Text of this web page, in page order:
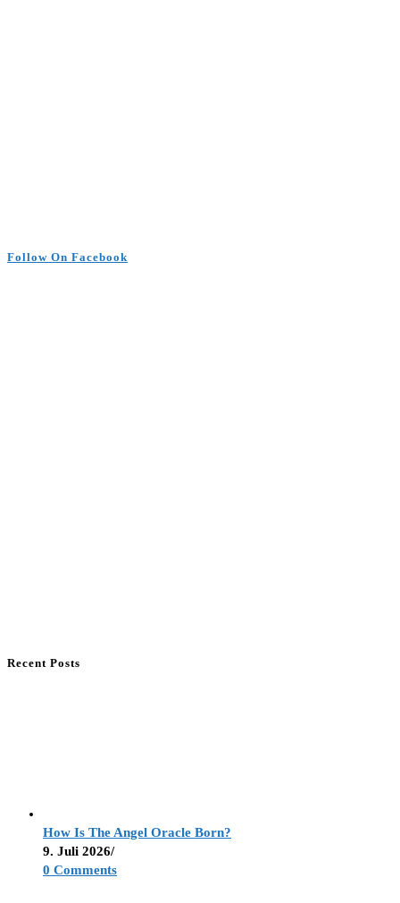
Follow On Facebook
Recent Posts
How Is The Angel Oracle Born?
9. Juli 2026/
0 Comments